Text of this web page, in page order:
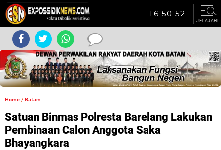
JELAJAHI
Home / Batam
Satuan Binmas Polresta Barelang Lakukan
Pembinaan Calon Anggota Saka
Bhayangkara